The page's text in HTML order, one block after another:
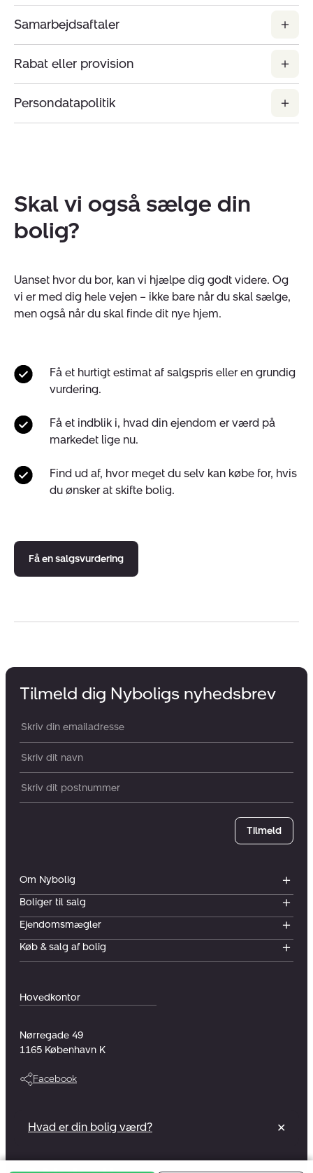
Samarbejdsaftaler
Rabat eller provision
Persondatapolitik
Skal vi også sælge din
bolig?
Uanset hvor du bor, kan vi hjælpe dig godt videre. Og
vi er med dig hele vejen – ikke bare når du skal sælge,
men også når du skal finde dit nye hjem.
Få et hurtigt estimat af salgspris eller en grundig
vurdering.
Få et indblik i, hvad din ejendom er værd på
markedet lige nu.
Find ud af, hvor meget du selv kan købe for, hvis
du ønsker at skifte bolig.
Få en salgsvurdering
Hovedkontor
Nørregade 49
1165 København K
Facebook
Om Nybolig
Boliger til salg
Ejendomsmægler
Køb & salg af bolig
Tilmeld dig Nyboligs nyhedsbrev
Din email:
Dit navn:
Postnummer
Tilmeld
Vi er en del af et foreningsejet selskab
Læs mere
Hvad er din bolig værd? ✕